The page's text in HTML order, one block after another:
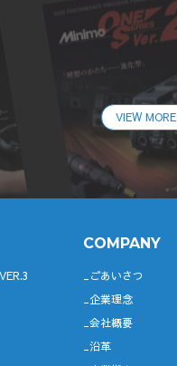
VIEW MORE
COMPANY
ごあいさつ
企業理念
会社概要
沿革